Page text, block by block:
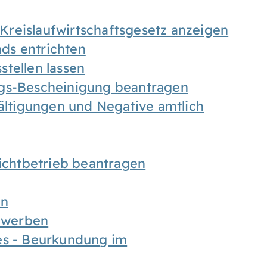
anzeigen
entrichten
lassen
Bescheinigung beantragen
und Negative amtlich
beantragen
- Beurkundung im